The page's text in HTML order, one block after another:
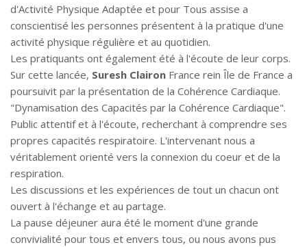
d'Activité Physique Adaptée et pour Tous assise a
conscientisé les personnes présentent à la pratique d'une
activité physique régulière et au quotidien.
Les pratiquants ont également été à l'écoute de leur corps.
Sur cette lancée, Suresh Clairon France rein Île de France a
poursuivit par la présentation de la Cohérence Cardiaque.
"Dynamisation des Capacités par la Cohérence Cardiaque".
Public attentif et à l'écoute, recherchant à comprendre ses
propres capacités respiratoire. L'intervenant nous a
véritablement orienté vers la connexion du coeur et de la
respiration.
Les discussions et les expériences de tout un chacun ont
ouvert à l'échange et au partage.
La pause déjeuner aura été le moment d'une grande
convivialité pour tous et envers tous, ou nous avons pus